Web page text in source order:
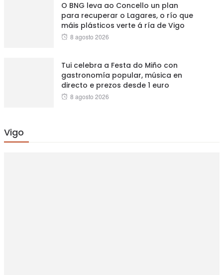
O BNG leva ao Concello un plan
para recuperar o Lagares, o río que
máis plásticos verte á ría de Vigo
Posted
8 agosto 2026
Tui celebra a Festa do Miño con
gastronomía popular, música en
directo e prezos desde 1 euro
Posted
8 agosto 2026
Vigo